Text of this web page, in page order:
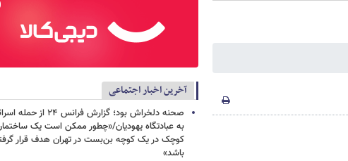
آخرین اخبار اجتماعی
صحنه دلخراش بود؛ گزارش فرانس ۲۴ از
به عبادتگاه یهودیان/«چطور ممکن است یک
کوچک در یک کوچه بن‌بست در تهران هدف قرار
باشد»